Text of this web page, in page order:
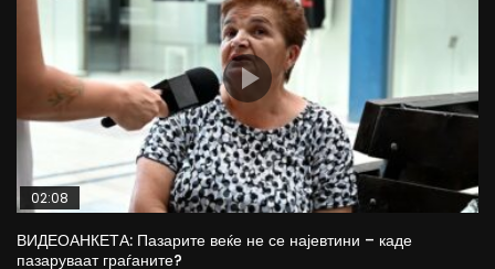
02:08
ВИДЕОАНКЕТА: Пазарите веќе не се најевтини – каде
пазаруваат граѓаните?